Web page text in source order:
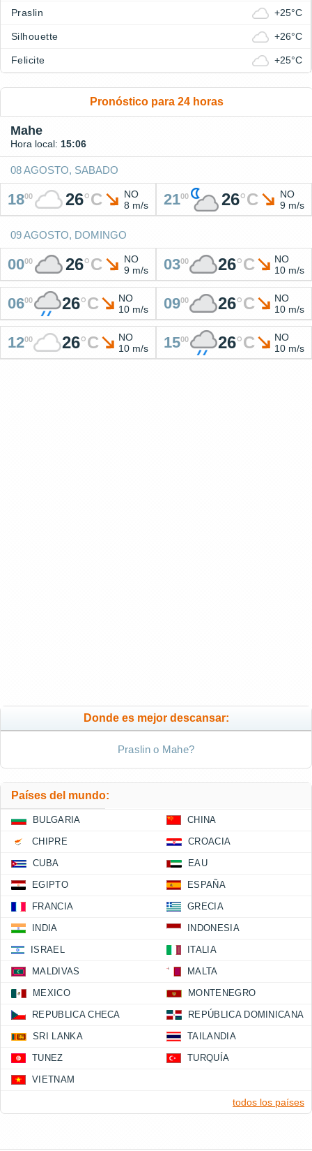
Praslin +25°C
Silhouette +26°C
Felicite +25°C
Pronóstico para 24 horas
Mahe
Hora local: 15:06
08 AGOSTO, SABADO
1800 26°C
NO
8 m/s
2100 26°C
NO
9 m/s
09 AGOSTO, DOMINGO
0000 26°C
NO
9 m/s
0300 26°C
NO
10 m/s
0600 26°C
NO
10 m/s
0900 26°C
NO
10 m/s
1200 26°C
NO
10 m/s
1500 26°C
NO
10 m/s
Donde es mejor descansar:
Praslin o Mahe?
Países del mundo:
BULGARIA CHINA
CHIPRE CROACIA
CUBA EAU
EGIPTO ESPAÑA
FRANCIA GRECIA
INDIA INDONESIA
ISRAEL ITALIA
MALDIVAS MALTA
MEXICO MONTENEGRO
REPUBLICA CHECA REPÚBLICA DOMINICANA
SRI LANKA TAILANDIA
TUNEZ TURQUÍA
VIETNAM
todos los países